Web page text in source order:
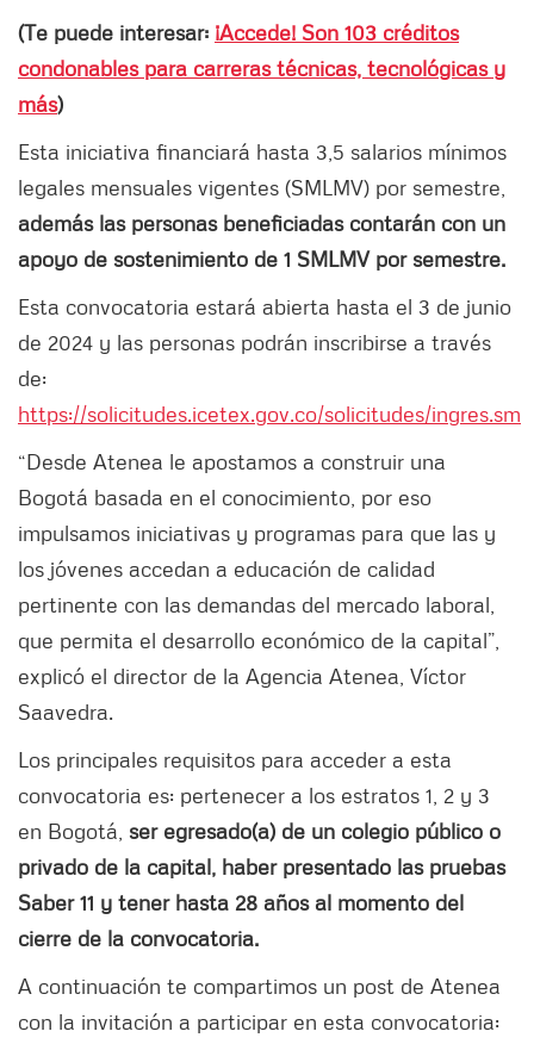
(Te puede interesar: ¡Accede! Son 103 créditos
condonables para carreras técnicas, tecnológicas y
más)
Esta iniciativa financiará hasta 3,5 salarios mínimos
legales mensuales vigentes (SMLMV) por semestre,
además las personas beneficiadas contarán con un
apoyo de sostenimiento de 1 SMLMV por semestre.
Esta convocatoria estará abierta hasta el 3 de junio
de 2024 y las personas podrán inscribirse a través
de:
https://solicitudes.icetex.gov.co/solicitudes/ingres.sm
“Desde Atenea le apostamos a construir una
Bogotá basada en el conocimiento, por eso
impulsamos iniciativas y programas para que las y
los jóvenes accedan a educación de calidad
pertinente con las demandas del mercado laboral,
que permita el desarrollo económico de la capital”,
explicó el director de la Agencia Atenea, Víctor
Saavedra.
Los principales requisitos para acceder a esta
convocatoria es: pertenecer a los estratos 1, 2 y 3
en Bogotá, ser egresado(a) de un colegio público o
privado de la capital, haber presentado las pruebas
Saber 11 y tener hasta 28 años al momento del
cierre de la convocatoria.
A continuación te compartimos un post de Atenea
con la invitación a participar en esta convocatoria: